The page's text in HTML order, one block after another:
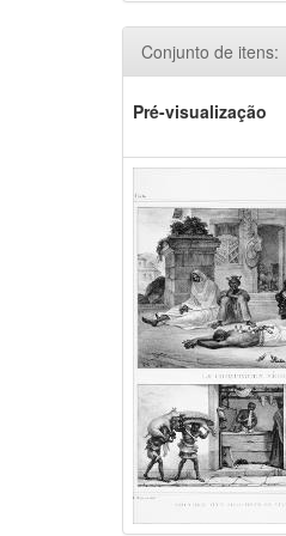
Conjunto de itens:
Pré-visualização